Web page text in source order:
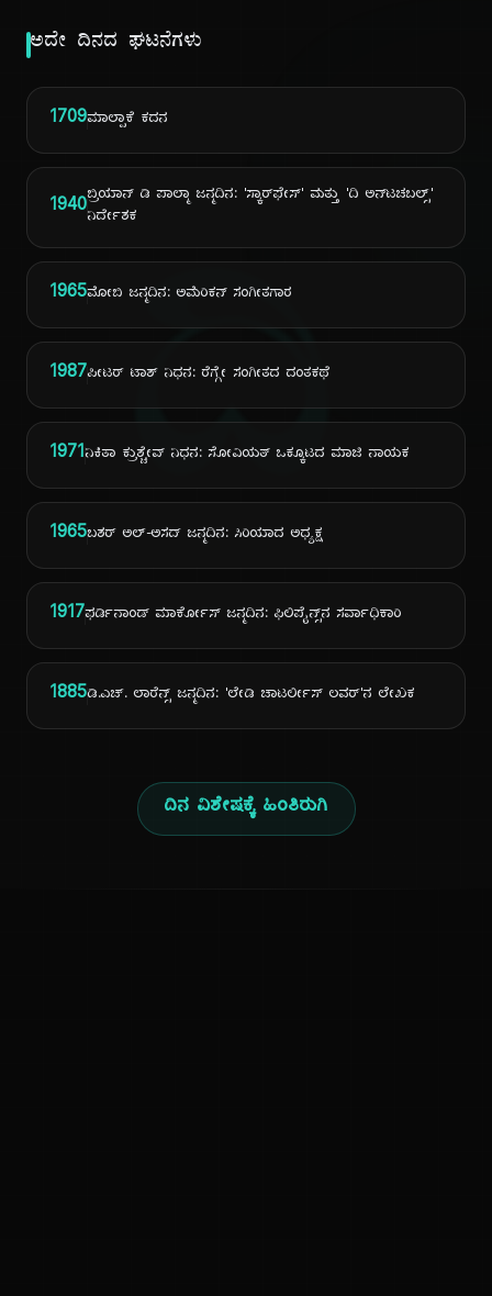
ದಿ
ಅದೇ ದಿನದ ಘಟನೆಗಳು
1709ಮಾಲ್ಪಾಕೆ ಕದನ
1940ಬ್ರಿಯಾನ್ ಡಿ ಪಾಲ್ಮಾ ಜನ್ಮದಿನ: 'ಸ್ಕಾರ್‌ಫೇಸ್' ಮತ್ತು 'ದಿ ಅನ್‌ಟಚಬಲ್ಸ್'
ನಿರ್ದೇಶಕ
1965ಮೋಬಿ ಜನ್ಮದಿನ: ಅಮೆರಿಕನ್ ಸಂಗೀತಗಾರ
1987ಪೀಟರ್ ಟಾಶ್ ನಿಧನ: ರೆಗ್ಗೇ ಸಂಗೀತದ ದಂತಕಥೆ
1971ನಿಕಿತಾ ಕ್ರುಶ್ಚೇವ್ ನಿಧನ: ಸೋವಿಯತ್ ಒಕ್ಕೂಟದ ಮಾಜಿ ನಾಯಕ
1965ಬಶರ್ ಅಲ್-ಅಸದ್ ಜನ್ಮದಿನ: ಸಿರಿಯಾದ ಅಧ್ಯಕ್ಷ
1917ಫರ್ಡಿನಾಂಡ್ ಮಾರ್ಕೋಸ್ ಜನ್ಮದಿನ: ಫಿಲಿಪೈನ್ಸ್‌ನ ಸರ್ವಾಧಿಕಾರಿ
1885ಡಿ.ಎಚ್. ಲಾರೆನ್ಸ್ ಜನ್ಮದಿನ: 'ಲೇಡಿ ಚಾಟರ್ಲೀಸ್ ಲವರ್'ನ ಲೇಖಕ
ದಿನ ವಿಶೇಷಕ್ಕೆ ಹಿಂತಿರುಗಿ